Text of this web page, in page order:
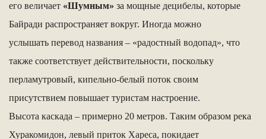
его величает «Шумным» за мощные децибелы, которые
Байради распространяет вокруг. Иногда можно
услышать перевод названия – «радостный водопад», что
также соответствует действительности, поскольку
перламутровый, кипельно-белый поток своим
присутствием повышает туристам настроение.
Высота каскада – примерно 20 метров. Таким образом река
Хуракомидон, левый приток Хареса, покидает